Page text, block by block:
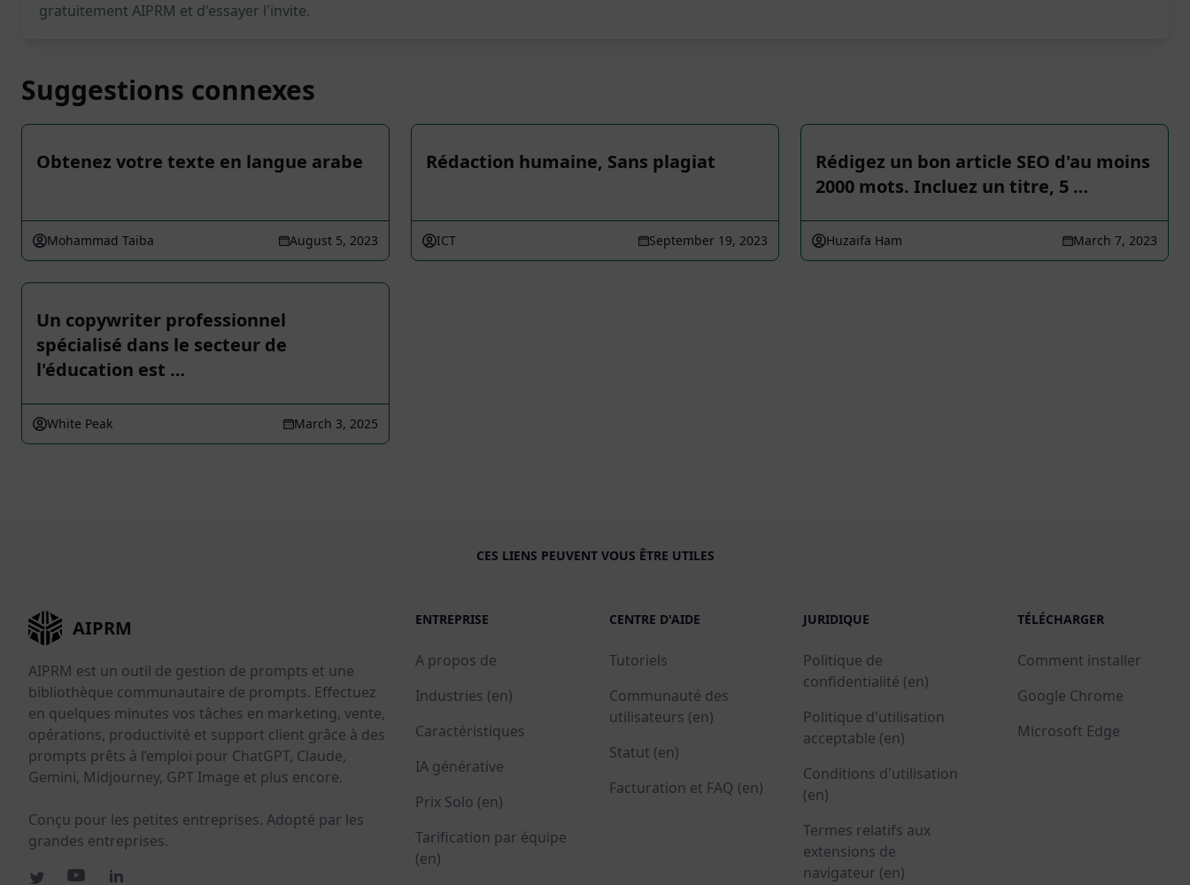
gratuitement AIPRM et d'essayer l'invite.
Suggestions connexes
Obtenez votre texte en langue arabe
Mohammad Taiba August 5, 2023
Rédaction humaine, Sans plagiat
ICT September 19, 2023
Rédigez un bon article SEO d'au moins
2000 mots. Incluez un titre, 5 …
Huzaifa Ham March 7, 2023
Un copywriter professionnel
spécialisé dans le secteur de
l'éducation est …
White Peak March 3, 2025
CES LIENS PEUVENT VOUS ÊTRE UTILES
AIPRM
AIPRM est un outil de gestion de prompts et une
bibliothèque communautaire de prompts. Effectuez
en quelques minutes vos tâches en marketing, vente,
opérations, productivité et support client grâce à des
prompts prêts à l’emploi pour ChatGPT, Claude,
Gemini, Midjourney, GPT Image et plus encore.
Conçu pour les petites entreprises. Adopté par les
grandes entreprises.
ENTREPRISE
A propos de
Industries (en)
Caractéristiques
IA générative
Prix Solo (en)
Tarification par équipe
(en)
CENTRE D'AIDE
Tutoriels
Communauté des
utilisateurs (en)
Statut (en)
Facturation et FAQ (en)
JURIDIQUE
Politique de
confidentialité (en)
Politique d'utilisation
acceptable (en)
Conditions d'utilisation
(en)
Termes relatifs aux
extensions de
navigateur (en)
TÉLÉCHARGER
Comment installer
Google Chrome
Microsoft Edge